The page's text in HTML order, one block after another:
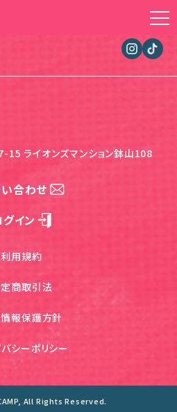
15 ライオンズマンション鉢山108
合わせ
グイン
利用規約
商取引法
報保護方針
シーポリシー
All Rights Reserved.